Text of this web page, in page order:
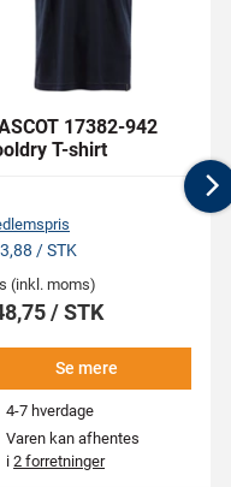
17382-942
T-shirt
/ STK
(inkl. moms)
/ STK
Se mere
4-7 hverdage
Varen kan afhentes
i2 forretninger